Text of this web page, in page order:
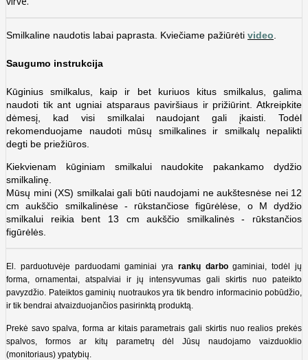
Smilkaline naudotis labai paprasta. Kviečiame pažiūrėti video
Saugumo instrukcija
Kūginius smilkalus, kaip ir bet kuriuos kitus smilkalus, galima
naudoti tik ant ugniai atsparaus paviršiaus ir prižiūrint. Atkreipkite
dėmesį, kad visi smilkalai naudojant gali įkaisti. Todėl
rekomenduojame naudoti mūsų smilkalines ir smilkalų nepalikti
degti be priežiūros.
Kiekvienam kūginiam smilkalui naudokite pakankamo dydžio
smilkalinę.
Mūsų mini (XS) smilkalai gali būti naudojami ne aukštesnėse nei 12
cm aukščio smilkalinėse - rūkstančiose figūrėlėse, o M dydžio
smilkalui reikia bent 13 cm aukščio smilkalinės - rūkstančios
figūrėlės.
El. parduotuvėje parduodami gaminiai yra rankų darbogaminiai, todėl jų
forma, ornamentai, atspalviai ir jų intensyvumas gali skirtis nuo pateikto
pavyzdžio. Pateiktos gaminių nuotraukos yra tik bendro informacinio pobūdžio,
ir tik bendrai atvaizduojančios pasirinktą produktą.
Prekė savo spalva, forma ar kitais parametrais gali skirtis nuo realios prekės
spalvos, formos ar kitų parametrų dėl Jūsų naudojamo vaizduoklio
(monitoriaus) ypatybių.